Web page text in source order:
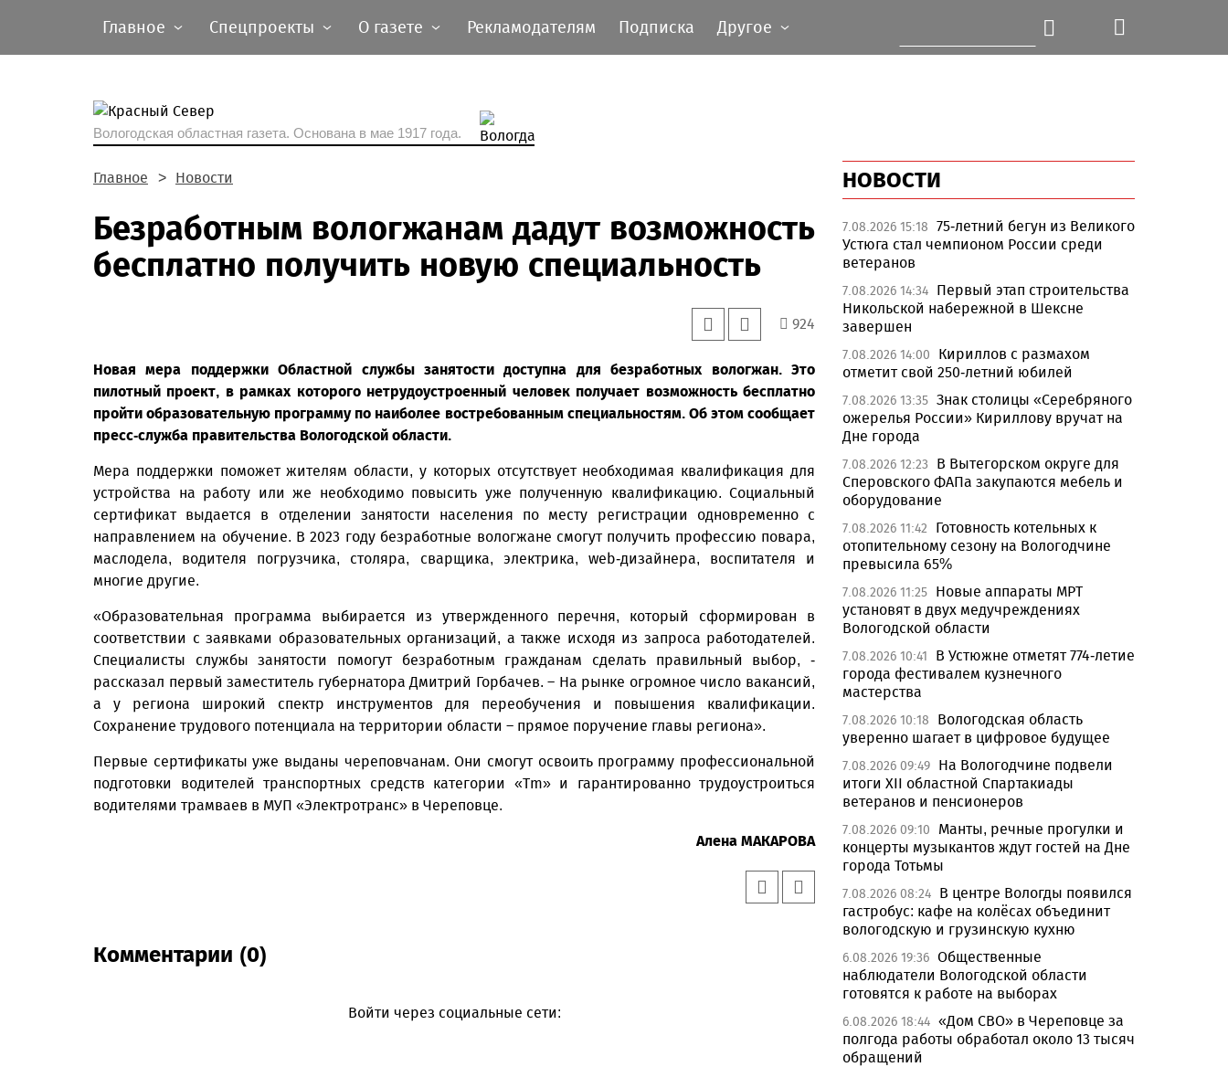
Главное Спецпроекты О газете Рекламодателям Подписка Другое
Вологодская областная газета. Основана в мае 1917 года.
Главное Новости
Безработным вологжанам дадут возможность
бесплатно получить новую специальность
924
Новая мера поддержки Областной службы занятости доступна для безработных вологжан. Это
пилотный проект, в рамках которого нетрудоустроенный человек получает возможность бесплатно
пройти образовательную программу по наиболее востребованным специальностям. Об этом сообщает
пресс-служба правительства Вологодской области.
Мера поддержки поможет жителям области, у которых отсутствует необходимая квалификация для
устройства на работу или же необходимо повысить уже полученную квалификацию. Социальный
сертификат выдается в отделении занятости населения по месту регистрации одновременно с
направлением на обучение. В 2023 году безработные вологжане смогут получить профессию повара,
маслодела, водителя погрузчика, столяра, сварщика, электрика, web-дизайнера, воспитателя и
многие другие.
«Образовательная программа выбирается из утвержденного перечня, который сформирован в
соответствии с заявками образовательных организаций, а также исходя из запроса работодателей.
Специалисты службы занятости помогут безработным гражданам сделать правильный выбор, -
рассказал первый заместитель губернатора Дмитрий Горбачев. – На рынке огромное число вакансий,
а у региона широкий спектр инструментов для переобучения и повышения квалификации.
Сохранение трудового потенциала на территории области – прямое поручение главы региона».
Первые сертификаты уже выданы череповчанам. Они смогут освоить программу профессиональной
подготовки водителей транспортных средств категории «Tm» и гарантированно трудоустроиться
водителями трамваев в МУП «Электротранс» в Череповце.
Алена МАКАРОВА
Комментарии (0)
Войти через социальные сети:
НОВОСТИ
7.08.2026 15:18 75-летний бегун из Великого
Устюга стал чемпионом России среди
ветеранов
7.08.2026 14:34 Первый этап строительства
Никольской набережной в Шексне
завершен
7.08.2026 14:00
Кириллов с размахом
отметит свой 250-летний юбилей
7.08.2026 13:35 Знак столицы «Серебряного
ожерелья России» Кириллову вручат на
Дне города
7.08.2026 12:23
В Вытегорском округе для
Сперовского ФАПа закупаются мебель и
оборудование
7.08.2026 11:42
Готовность котельных к
отопительному сезону на Вологодчине
превысила 65%
7.08.2026 11:25 Новые аппараты МРТ
установят в двух медучреждениях
Вологодской области
7.08.2026 10:41
В Устюжне отметят 774-летие
города фестивалем кузнечного
мастерства
7.08.2026 10:18
Вологодская область
уверенно шагает в цифровое будущее
7.08.2026 09:49 На Вологодчине подвели
итоги XII областной Спартакиады
ветеранов и пенсионеров
7.08.2026 09:10
Манты, речные прогулки и
концерты музыкантов ждут гостей на Дне
города Тотьмы
7.08.2026 08:24 В центре Вологды появился
гастробус: кафе на колёсах объединит
вологодскую и грузинскую кухню
6.08.2026 19:36 Общественные
наблюдатели Вологодской области
готовятся к работе на выборах
6.08.2026 18:44 «Дом СВО» в Череповце за
полгода работы обработал около 13 тысяч
обращений